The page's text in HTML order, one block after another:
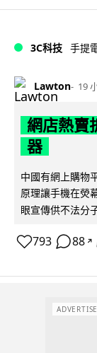
3C科技 手提
Lawton 19
網店熱賣
器
中國有網上購物
原理讓手機在熒
眼宣傳供不法分
793 88 ↗